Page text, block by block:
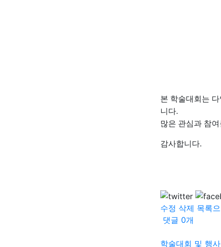
본 학술대회는
니다.
많은 관심과 참
감사합니다.
수정 삭제 목록
댓글 0개
학술대회 및 행사